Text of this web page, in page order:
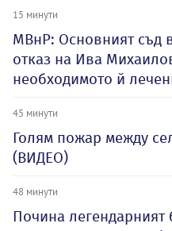
15 минути
МВнР: Основният съд
отказ на Ива
необходимото й
45 минути
Голям пожар между
(ВИДЕО)
48 минути
Почина легендарният